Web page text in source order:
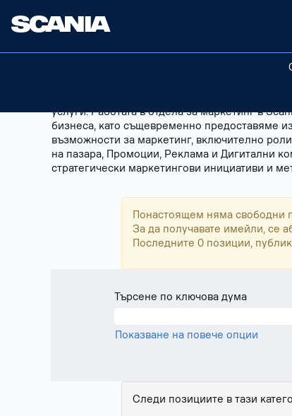
Marketing
централна позиция в нашите операции, като
услуги. Работата в отдела за маркетинг в
бизнеса, като същевременно предоставяме
възможности за маркетинг, включително
на пазара, Промоции, Реклама и Дигитални
стратегически маркетингови инициативи и
Понастоящем няма свободни
За да получавате имейли, се
Последните 0 позиции,
Търсене по ключова дума
Показване на повече опции
Следи позициите в тази